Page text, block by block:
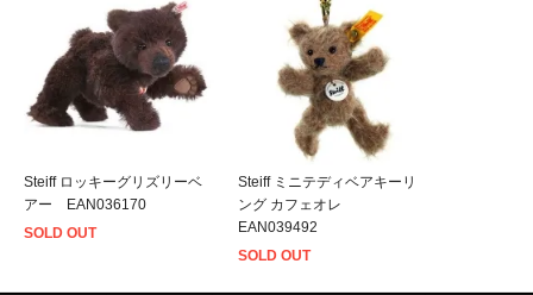
個人情報の漏洩は大丈夫でしょうか？
お客様の個人上を送信するにあたり、当店では日本
ベリサイン株式会社のSSLサーバー証明書を使用して
おります。お買い物・お問い合わせで送信される全て
のデータはSSL暗号化通信により保護されますので、
ご安心してお買い物をお楽しみください。
商品画像と同じ商品が届くのですか？
新潟県 A・K 様 （女性）
「在庫がほとんど無い中で、数少ない「在庫あ
り」だったこと」
徳島県 M・E 様 （女性）
「わざわざ海外から取り寄せてもらえるなんて
Steiff ロッキーグリズリーベ
アー EAN036170
SOLD OUT
Steiff ミニテディベアキーリ
ング カフェオレ
EAN039492
SOLD OUT